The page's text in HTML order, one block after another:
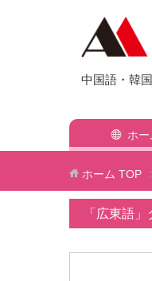
中国語・韓
ホー
ホーム TOP
「広東語